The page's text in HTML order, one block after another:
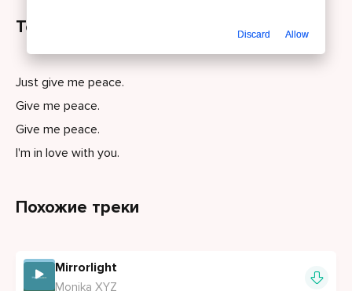
Текст песни
Just give me peace.
Give me peace.
Give me peace.
I'm in love with you.
Похожие треки
Mirrorlight
Monika XYZ
Discard Allow